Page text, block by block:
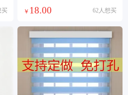
买
判计时秒表
￥ 18.00 62人想买